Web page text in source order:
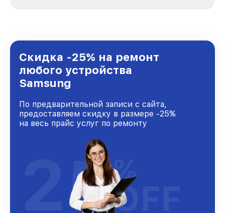
городе Ростове-на-Дону, постоянно повышая
уровень доверия и лояльности наших
клиентов.
Скидка -25% на ремонт
любого устройства
Samsung
По предварительной записи с сайта,
предоставляем скидку в размере -25%
на весь прайс услуг по ремонту
25%
OFF